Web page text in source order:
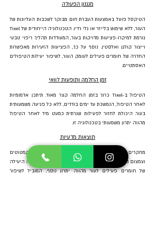
מנגנון הפעולה
הטיקסל פועל באמצעות העברת חום מבוקר לשכבות העליונות של
העור, ללא שימוש בלייזר או גלי רדיו. הטכנולוגיה הייחודית של Tixel
גורמת למיקרו-פציעות מדויקות בעור, המעודדות תהליך ריפוי טבעי
וייצור קולגן ואלסטין. נוסף על כך, הפציעות הזעירות מאפשרות
החדרה של חומרים פעילים לעומק העור, לשיפור יעילות הטיפולים
האסתטיים.
זמן החלמה ותופעות לוואי
הטיפול ב-Tixel כרוך בזמן החלמה קצר מאוד. תיתכן אדמומיות
לאחר הטיפול, הנמשכת עד ימים בודדים, ללא כל פגיעה משמעותית
בעור. היכולת לחזור לפעילות שגרתית כמעט מיד לאחר הטיפול
מהווה יתרון משמעותי בטכנולוגיה זו.
תוצאות מדעיות
מחקרים מעידים על שיפור ניכר במרקם העור, הפחתת קמטוטים
וצמצום נקבוביות לאחר סדרת טיפולים עם Tixel. ההחדרה היעילה
של חומרים פעילים לעור מהווה יתרון נוסף, המוביל לשיפור